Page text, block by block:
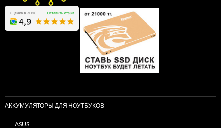
АККУМУЛЯТОРЫ ДЛЯ НОУТБУКОВ
ASUS